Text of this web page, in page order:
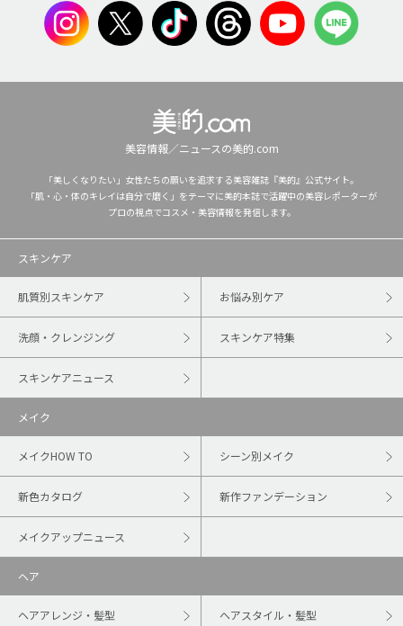
美容情報／ニュースの美的.com
「美しくなりたい」女性たちの願いを追求する美容雑誌『美的』公式サイト。
「肌・心・体のキレイは自分で磨く」をテーマに美的本誌で活躍中の美容レポーターが
プロの視点でコスメ・美容情報を発信します。
スキンケア
肌質別スキンケア お悩み別ケア
洗顔・クレンジング スキンケア特集
スキンケアニュース
メイク
メイクHOW TO シーン別メイク
新色カタログ 新作ファンデーション
メイクアップニュース
ヘア
ヘアアレンジ・髪型 ヘアスタイル・髪型